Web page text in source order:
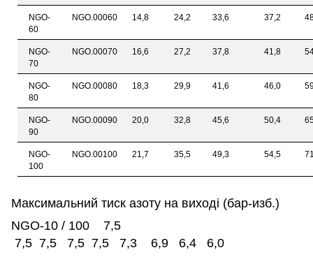
NGO-
60
NGO.00060 14,8 24,2 33,6 37,2
NGO-
70
NGO.00070 16,6 27,2 37,8 41,8
NGO-
80
NGO.00080 18,3 29,9 41,6 46,0
NGO-
90
NGO.00090 20,0 32,8 45,6 50,4
NGO-
100
NGO.00100 21,7 35,5 49,3 54,5
Максимальний тиск азоту на виході (бар-изб.)
NGО-10 / 100 7,5
7,5 7,5 7,5 7,5 7,3 6,9 6,4 6,0